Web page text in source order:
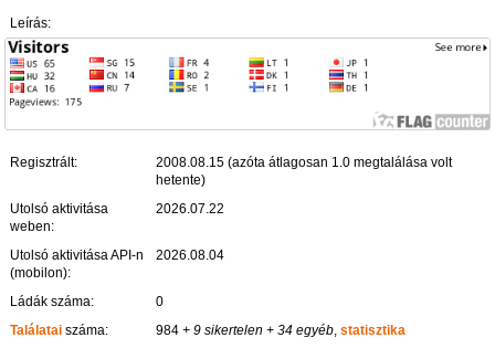
Leírás:
Regisztrált:
2008.08.15 (azóta átlagosan 1.0 megtalálása volt
hetente)
Utolsó aktivitása
weben:
2026.07.22
Utolsó aktivitása API-n
(mobilon):
2026.08.04
Ládák száma:
0
Találatai száma: 984 + 9 sikertelen + 34 egyéb,statisztika